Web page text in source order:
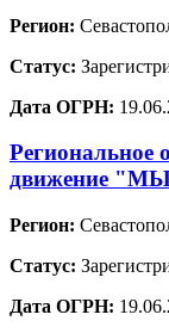
Регион:
Статус:
Дата ОГРН:
Региональное
движение
Регион:
Статус:
Дата ОГРН: